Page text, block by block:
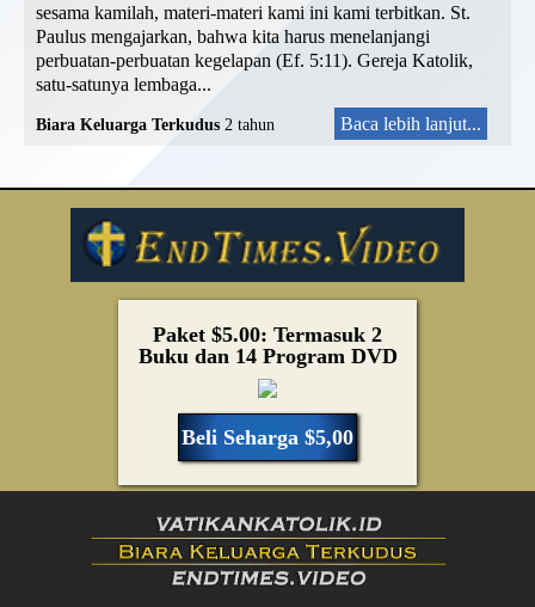
sesama kamilah, materi-materi kami ini kami terbitkan. St.
Paulus mengajarkan, bahwa kita harus menelanjangi
perbuatan-perbuatan kegelapan (Ef. 5:11). Gereja Katolik,
satu-satunya lembaga...
Biara Keluarga Terkudus 2 tahun Baca lebih lanjut...
Paket $5.00: Termasuk 2
Buku dan 14 Program DVD
Beli Seharga $5,00